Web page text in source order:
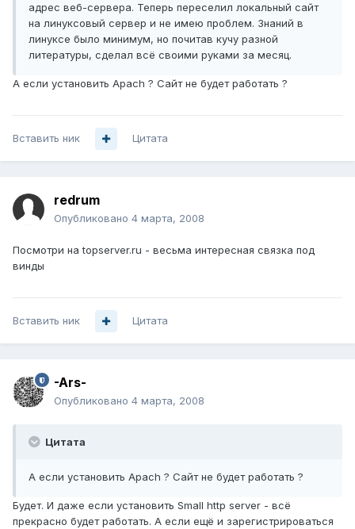
адрес веб-сервера. Теперь переселил локальный сайт
на линуксовый сервер и не имею проблем. Знаний в
линуксе было минимум, но почитав кучу разной
литературы, сделал всё своими руками за месяц.
А если установить Apach ? Сайт не будет работать ?
Вставить ник Цитата
redrum
Опубликовано 4 марта, 2008
Посмотри на topserver.ru - весьма интересная связка под
винды
Вставить ник Цитата
-Ars-
Опубликовано 4 марта, 2008
Цитата
А если установить Apach ? Сайт не будет работать ?
Будет. И даже если установить Small http server - всё
прекрасно будет работать. А если ещё и зарегистрироваться